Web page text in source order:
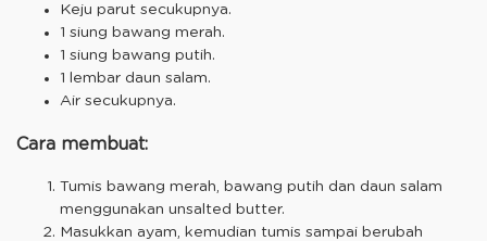
Keju parut secukupnya.
1 siung bawang merah.
1 siung bawang putih.
1 lembar daun salam.
Air secukupnya.
Cara membuat:
Tumis bawang merah, bawang putih dan daun salam
menggunakan unsalted butter.
Masukkan ayam, kemudian tumis sampai berubah